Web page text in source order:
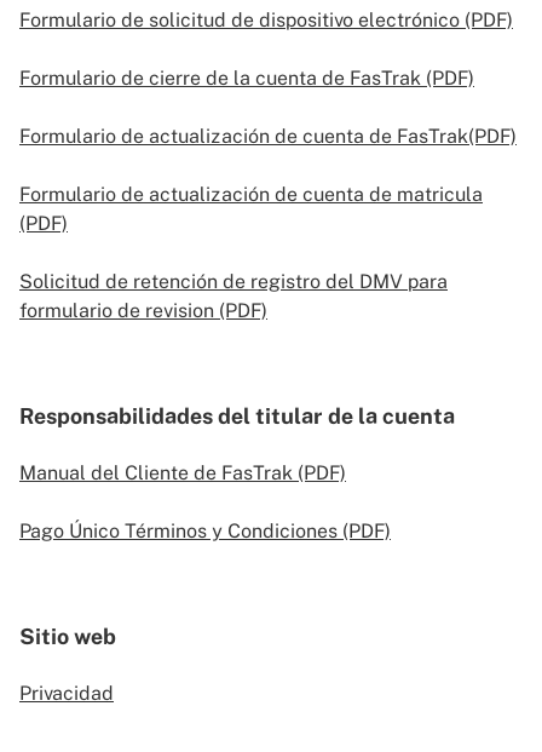
Formulario de solicitud de dispositivo electrónico (PDF)
Formulario de cierre de la cuenta de FasTrak (PDF)
Formulario de actualización de cuenta de FasTrak(PDF)
Formulario de actualización de cuenta de matricula
(PDF)
Solicitud de retención de registro del DMV para
formulario de revision (PDF)
Responsabilidades del titular de la cuenta
Manual del Cliente de FasTrak (PDF)
Pago Único Términos y Condiciones (PDF)
Sitio web
Privacidad